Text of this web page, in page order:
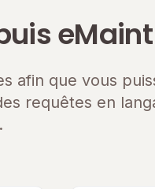
eMaint
afin que vous
requêtes en